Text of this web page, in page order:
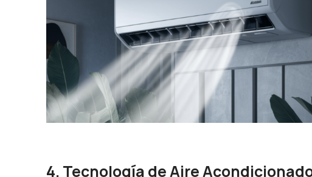
4. Tecnología de Aire